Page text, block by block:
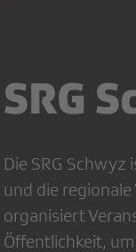
SRG
Die SRG
und die
organisiert
Öffentlichkeit,